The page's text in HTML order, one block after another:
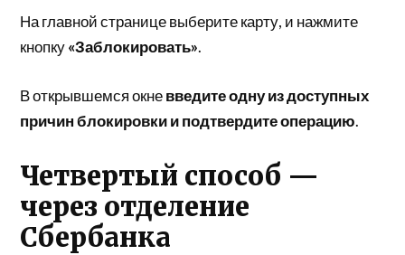
На главной странице выберите карту, и нажмите
кнопку«Заблокировать».
В открывшемся окневведите одну из доступных
причин блокировки и подтвердите операцию.
Четвертый способ —
через отделение
Сбербанка